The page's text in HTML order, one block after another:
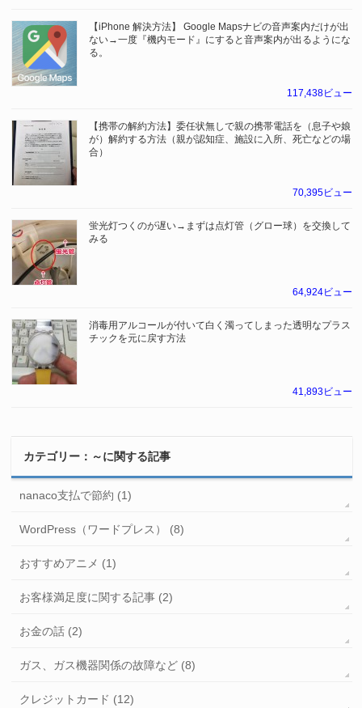
【iPhone 解決方法】 Google Mapsナビの音声案内だけが出
ない→一度『機内モード』にすると音声案内が出るようにな
る。
117,438ビュー
【携帯の解約方法】委任状無しで親の携帯電話を（息子や娘
が）解約する方法（親が認知症、施設に入所、死亡などの場
合）
70,395ビュー
蛍光灯つくのが遅い→まずは点灯管（グロー球）を交換して
みる
64,924ビュー
消毒用アルコールが付いて白く濁ってしまった透明なプラス
チックを元に戻す方法
41,893ビュー
カテゴリー：～に関する記事
nanaco支払で節約 (1)
WordPress（ワードプレス） (8)
おすすめアニメ (1)
お客様満足度に関する記事 (2)
お金の話 (2)
ガス、ガス機器関係の故障など (8)
クレジットカード (12)